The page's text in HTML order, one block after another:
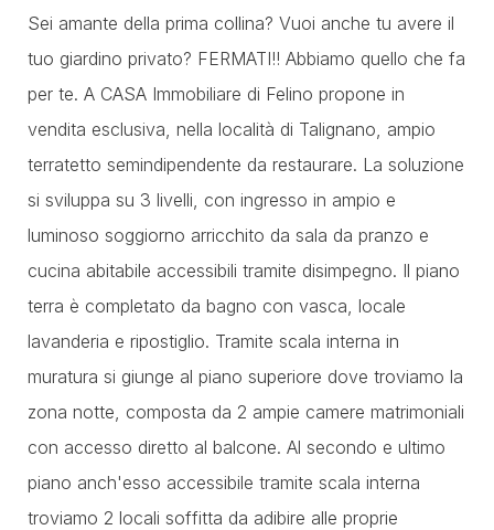
Sei amante della prima collina? Vuoi anche tu avere il
tuo giardino privato? FERMATI!! Abbiamo quello che fa
per te. A CASA Immobiliare di Felino propone in
vendita esclusiva, nella località di Talignano, ampio
terratetto semindipendente da restaurare. La soluzione
si sviluppa su 3 livelli, con ingresso in ampio e
luminoso soggiorno arricchito da sala da pranzo e
cucina abitabile accessibili tramite disimpegno. Il piano
terra è completato da bagno con vasca, locale
lavanderia e ripostiglio. Tramite scala interna in
muratura si giunge al piano superiore dove troviamo la
zona notte, composta da 2 ampie camere matrimoniali
con accesso diretto al balcone. Al secondo e ultimo
piano anch'esso accessibile tramite scala interna
troviamo 2 locali soffitta da adibire alle proprie